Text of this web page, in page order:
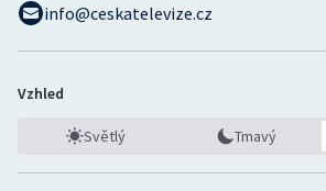
info@ceskatelevize.cz
Vzhled
Světlý Tmavý